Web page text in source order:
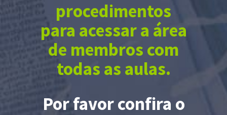
procedimentos
para acessar a área
de membros com
todas as aulas.
Por favor confira o